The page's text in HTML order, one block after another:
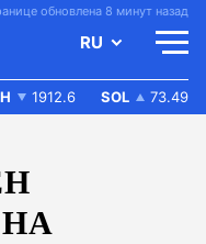
обновлена 8 минут назад
RU
1912.6 SOL 73.49
НА